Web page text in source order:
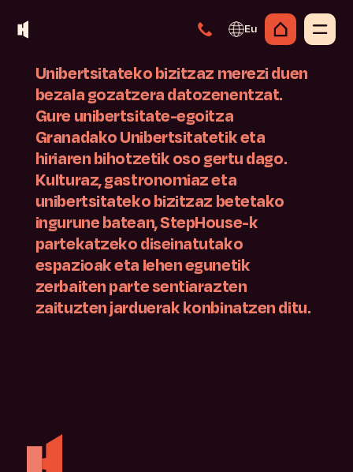
Eu
Unibertsitateko bizitzaz merezi duen
bezala gozatzera datozenentzat.
Gure unibertsitate-egoitza
Granadako Unibertsitatetik eta
hiriaren bihotzetik oso gertu dago.
Kulturaz, gastronomiaz eta
unibertsitateko bizitzaz betetako
ingurune batean, StepHouse-k
partekatzeko diseinatutako
espazioak eta lehen egunetik
zerbaiten parte sentiarazten
zaituzten jarduerak konbinatzen ditu.